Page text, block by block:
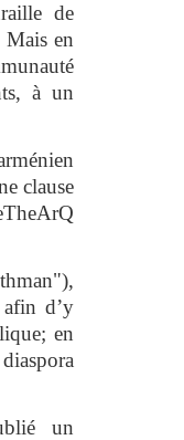
de
Mais en
à un
clause
d’y
en
un